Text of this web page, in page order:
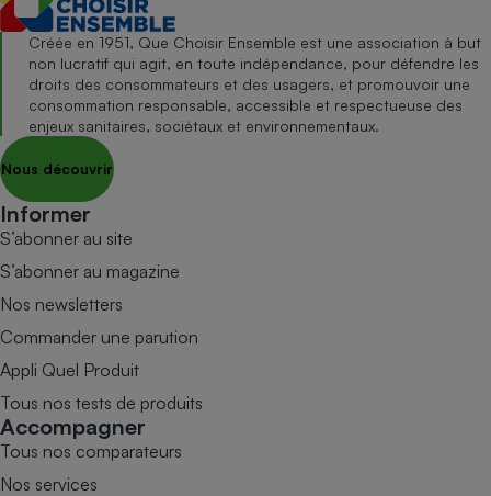
Créée en 1951, Que Choisir Ensemble est une association à but
non lucratif qui agit, en toute indépendance, pour défendre les
droits des consommateurs et des usagers, et promouvoir une
consommation responsable, accessible et respectueuse des
enjeux sanitaires, sociétaux et environnementaux.
Nous découvrir
Informer
S’abonner au site
S’abonner au magazine
Nos newsletters
Commander une parution
Appli Quel Produit
Tous nos tests de produits
Accompagner
Tous nos comparateurs
Nos services